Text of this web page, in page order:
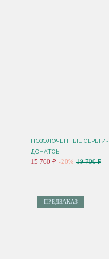
ПОЗОЛОЧЕННЫЕ СЕРЬГИ-
ДОНАТСЫ
15 760 ₽ -20% 19 700 ₽
ПРЕДЗАКАЗ